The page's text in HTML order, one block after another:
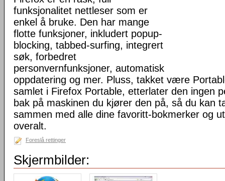
funksjonalitet nettleser som er
enkel å bruke. Den har mange
flotte funksjoner, inkludert popup-
blocking, tabbed-surfing, integrert
søk, forbedret
personvernfunksjoner, automatisk
oppdatering og mer. Pluss, takket være
samlet i Firefox Portable, etterlater den ingen
bak på maskinen du kjører den på, så du kan
sammen med alle dine favoritt-bokmerker og
overalt.
Foreslå rettinger
Skjermbilder: